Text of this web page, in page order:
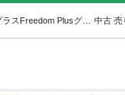
中古 売